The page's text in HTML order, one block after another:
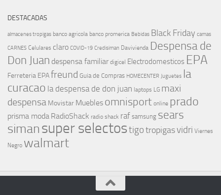
DESTACADAS
almacenes tropigas banco agricola banco promerica Bebidas Black Friday camas
CARNES Celulares claro COVID-19 Credisiman Davivienda Despensa de
Don Juan despensa familiar digicel Electrodomesticos EPA
Ferreteria EPAfreund Guia de Compras HOMECENTER Juguetes la
curacao la despensa de don juan laptops LG maxi
despensa Movistar Muebles omnisport online prado
prisma moda RadioShack radio shack raf samsung sears
simansuper selectostigotropigasvidri Viernes
Negro walmart